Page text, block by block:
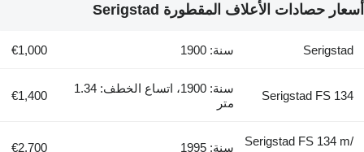
أسعار حصادات الأعلاف المقطورة Serigstad
Serigstad سنة: 1900 €1,000
Serigstad FS 134
سنة: 1900، اتساع الخطف: 1.34
متر
€1,400
Serigstad FS 134 m/
سنة: 1995 €2,700